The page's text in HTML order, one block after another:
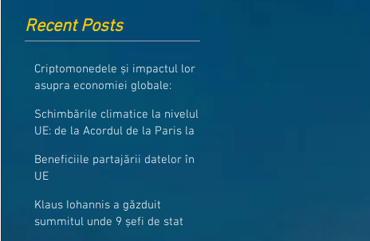
Recent Posts
Criptomonedele și impactul lor
asupra economiei globale:
Schimbările climatice la nivelul
UE: de la Acordul de la Paris la
Beneficiile partajării datelor în
UE
Klaus Iohannis a găzduit
summitul unde 9 șefi de stat